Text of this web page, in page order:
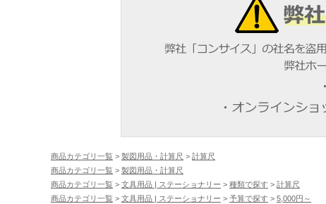
商品カテゴリ一覧 > 製図用品・計算尺 > 計算尺
商品カテゴリ一覧 > 製図用品・計算尺
商品カテゴリ一覧 > 文具用品 | ステーショナリー > 種類で探す > 計算尺
商品カテゴリ一覧 > 文具用品 | ステーショナリー > 予算で探す > 5,000円～